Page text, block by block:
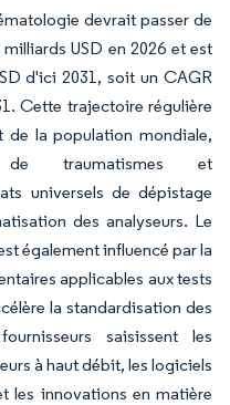
devrait passer de
USD en 2026 et est
d'ici 2031, soit un CAGR
Cette trajectoire régulière
de la population mondiale,
traumatismes et
universels de dépistage
des analyseurs. Le
également influencé par la
applicables aux tests
la standardisation des
saisissent les
à haut débit, les logiciels
les innovations en matière